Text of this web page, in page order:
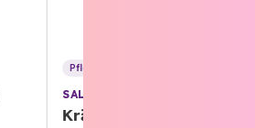
Pflege & Beauty
SALUS
Kräuter Augenpflege